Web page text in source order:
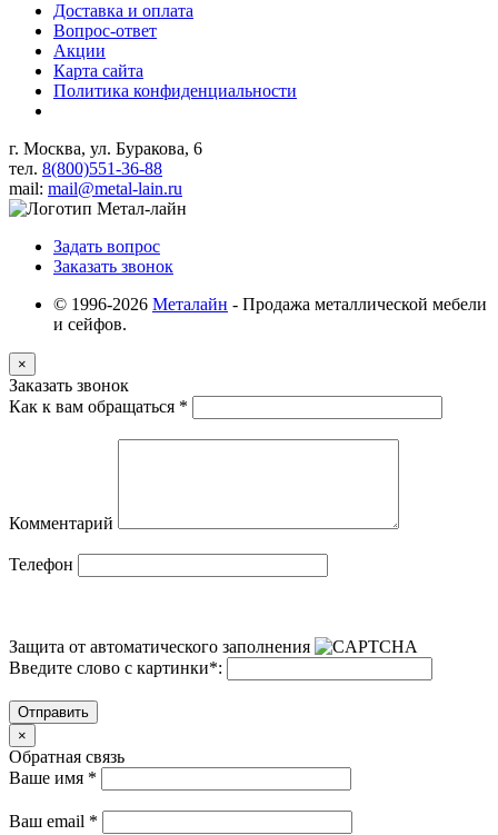
Доставка и оплата
Вопрос-ответ
Акции
Карта сайта
Политика конфиденциальности
г. Москва, ул. Буракова, 6
тел. 8(800)551-36-88
mail: mail@metal-lain.ru
Задать вопрос
Заказать звонок
© 1996-2026 Металайн - Продажа металлической мебели
и сейфов.
×
Заказать звонок
Как к вам обращаться *
Комментарий
Телефон
Защита от автоматического заполнения
Введите слово с картинки*:
Отправить
×
Обратная связь
Ваше имя *
Ваш email *